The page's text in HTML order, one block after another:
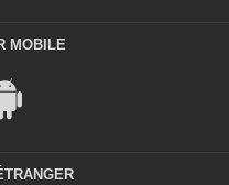
MOBILE